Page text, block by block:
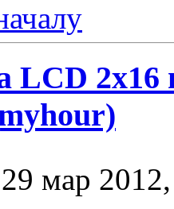
LCD 2х16
мар